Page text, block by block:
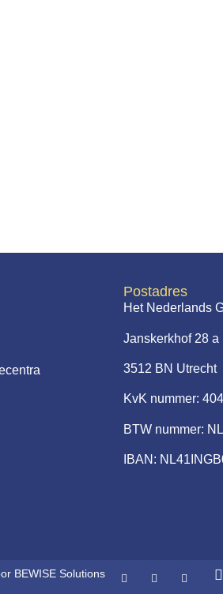
Postadres
Het Nederlands
Janskerkhof 28 a
3512 BN Utrecht
KvK nummer:
BTW nummer:
IBAN:
BEWISE Solutions